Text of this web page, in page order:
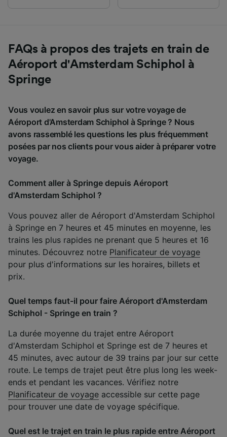
FAQs à propos des trajets en train de
Aéroport d'Amsterdam Schiphol à
Springe
Vous voulez en savoir plus sur votre voyage de
Aéroport d'Amsterdam Schiphol à Springe ? Nous
avons rassemblé les questions les plus fréquemment
posées par nos clients pour vous aider à préparer votre
voyage.
Comment aller à Springe depuis Aéroport
d'Amsterdam Schiphol ?
Vous pouvez aller de Aéroport d'Amsterdam Schiphol
à Springe en 7 heures et 45 minutes en moyenne, les
trains les plus rapides ne prenant que 5 heures et 16
minutes. Découvrez notre Planificateur de voyage
pour plus d'informations sur les horaires, billets et
prix.
Quel temps faut-il pour faire Aéroport d'Amsterdam
Schiphol - Springe en train ?
La durée moyenne du trajet entre Aéroport
d'Amsterdam Schiphol et Springe est de 7 heures et
45 minutes, avec autour de 39 trains par jour sur cette
route. Le temps de trajet peut être plus long les week-
ends et pendant les vacances. Vérifiez notre
Planificateur de voyage accessible sur cette page
pour trouver une date de voyage spécifique.
Quel est le trajet en train le plus rapide entre Aéroport